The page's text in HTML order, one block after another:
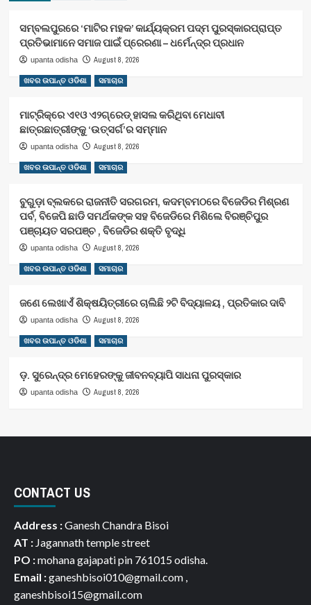
ସମ୍ବଲପୁରରେ ‘ମାଟିର ମହକ’ କାର୍ଯ୍ୟକ୍ରମ ପଦ୍ମ ପୁରସ୍କାରପ୍ରାପ୍ତ
ପ୍ରତିଭାମାନେ ସମାଜ ପାଇଁ ପ୍ରେରଣା – ଧର୍ମେନ୍ଦ୍ର ପ୍ରଧାନ
upanta odisha August 8, 2026
ଖବର ଉପାନ୍ତ ଓଡିଶା ସମାଚାର
ମାଟ୍ରିକ୍‌ରେ ଏ୧ଓ ଏ୨ଗ୍ରେଡ୍‌ ହାସଲ କରିଥିବା ମେଧାବୀ
ଛାତ୍ରଛାତ୍ରୀଙ୍କୁ ‘ଉତ୍ସର୍ଗ’ର ସମ୍ମାନ
upanta odisha August 8, 2026
ଖବର ଉପାନ୍ତ ଓଡିଶା ସମାଚାର
ବୁଗୁଡ଼ା ବ୍ଲକରେ ରାଜନୀତି ସରଗରମ, କଦମ୍ବମଠରେ ବିଜେଡିର ମିଶ୍ରଣ
ପର୍ବ, ବିଜେପି ଛାଡି ସମର୍ଥକଙ୍କ ସହ ବିଜେଡିରେ ମିଶିଲେ ବିରଞ୍ଚିପୁର
ପଞ୍ଚାୟତ ସରପଞ୍ଚ , ବିଜେଡିର ଶକ୍ତି ବୃଦ୍ଧି
upanta odisha August 8, 2026
ଖବର ଉପାନ୍ତ ଓଡିଶା ସମାଚାର
ଜଣେ ଲେଖାଏଁ ଶିକ୍ଷୟିତ୍ରୀରେ ଚାଲିଛି ୨ଟି ବିଦ୍ୟାଳୟ , ପ୍ରତିକାର ଦାବି
upanta odisha August 8, 2026
ଖବର ଉପାନ୍ତ ଓଡିଶା ସମାଚାର
ଡ଼. ସୁରେନ୍ଦ୍ର ମେହେରଙ୍କୁ ଜୀବନବ୍ୟାପି ସାଧନା ପୁରସ୍କାର
upanta odisha August 8, 2026
CONTACT US
Address :Ganesh Chandra Bisoi
AT : Jagannath temple street
PO :mohana gajapati pin 761015 odisha.
Email :ganeshbisoi010@gmail.com ,
ganeshbisoi15@gmail.com